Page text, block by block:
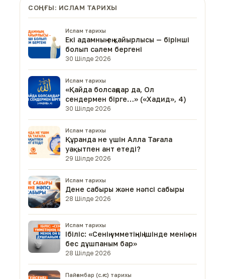
СОҢҒЫ: ИСЛАМ ТАРИХЫ
Ислам тарихы
Екі адамның ең қайырлысы — бірінші
болып сәлем бергені
30 Шілде 2026
Ислам тарихы
«Қайда болсаңдар да, Ол
сендермен бірге…» («Хадид», 4)
30 Шілде 2026
Ислам тарихы
Құранда не үшін Алла Тағала
уақытпен ант етеді?
29 Шілде 2026
Ислам тарихы
Дене сабыры және нәпсі сабыры
28 Шілде 2026
Ислам тарихы
Ібіліс: «Сенің үмметіңнің ішінде менің он
бес дұшпаным бар»
28 Шілде 2026
Пайғамбар (с.ғ.с) тарихы